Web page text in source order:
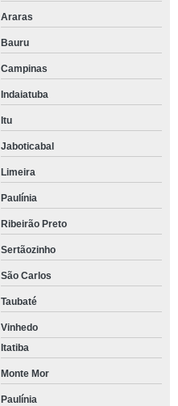
Araras
Bauru
Campinas
Indaiatuba
Itu
Jaboticabal
Limeira
Paulínia
Ribeirão Preto
Sertãozinho
São Carlos
Taubaté
Vinhedo
Itatiba
Monte Mor
Paulínia